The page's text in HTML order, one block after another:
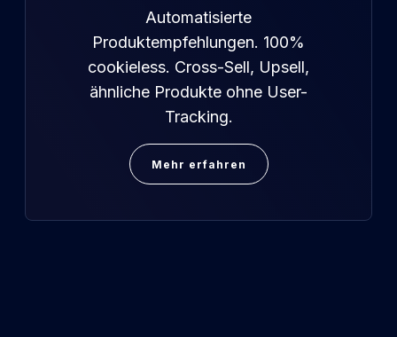
Automatisierte
Produktempfehlungen. 100%
cookieless. Cross-Sell, Upsell,
ähnliche Produkte ohne User-
Tracking.
Mehr erfahren